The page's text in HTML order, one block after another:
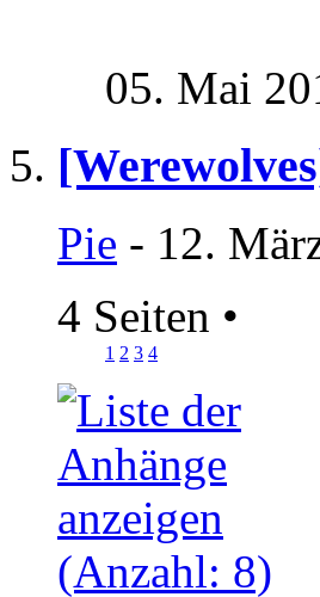
05. Mai
Pie - 12.
4 Seiten •
1 2 3 4